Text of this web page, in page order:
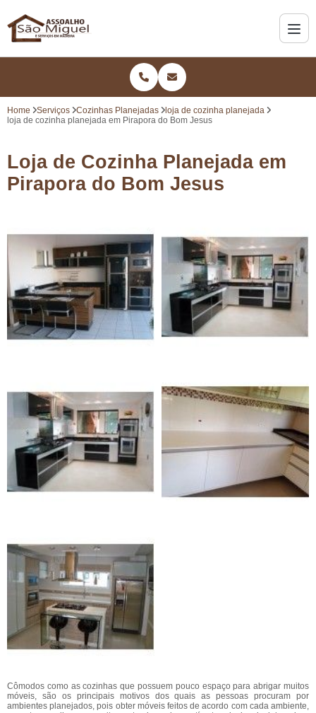
Home Serviços Cozinhas Planejadas
loja de cozinha planejada
loja de cozinha planejada em Pirapora do Bom Jesus
Loja de Cozinha Planejada em
Pirapora do Bom Jesus
Cômodos como as cozinhas que possuem pouco espaço para abrigar muitos
móveis, são os principais motivos dos quais as pessoas procuram por
ambientes planejados, pois obter móveis feitos de acordo com cada ambiente,